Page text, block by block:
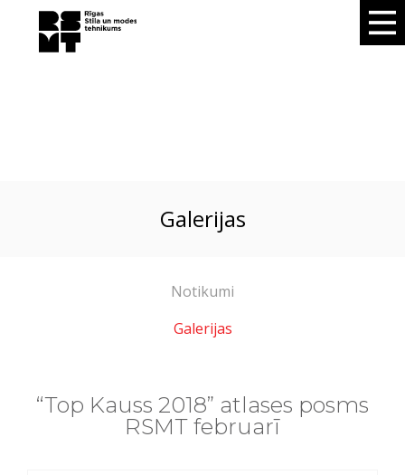
galerijas
Notikumi
Galerijas
“Top Kauss 2018” atlases posms
RSMT februarī